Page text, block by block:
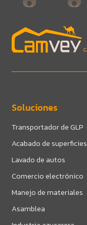
Soluciones
Transportador de GLP
Acabado de superficies
Lavado de autos
Comercio electrónico
Manejo de materiales
Asamblea